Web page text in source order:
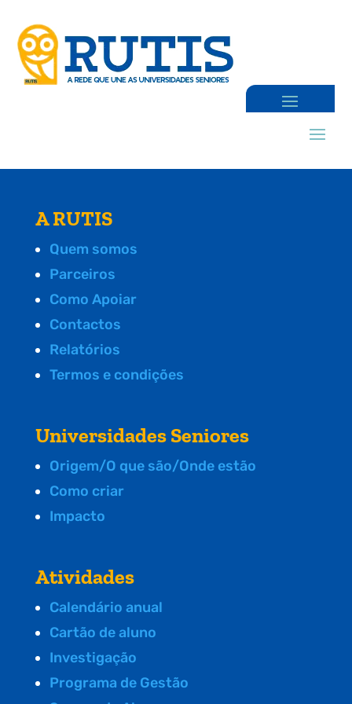
A RUTIS
Quem somos
Parceiros
Como Apoiar
Contactos
Relatórios
Termos e condições
Universidades Seniores
Origem/O que são/Onde estão
Como criar
Impacto
Atividades
Calendário anual
Cartão de aluno
Investigação
Programa de Gestão